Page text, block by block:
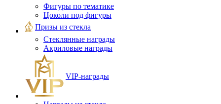
Фигуры по тематике
Цоколи под фигуры
Призы из стекла
Стеклянные награды
Акриловые награды
VIP‑награды